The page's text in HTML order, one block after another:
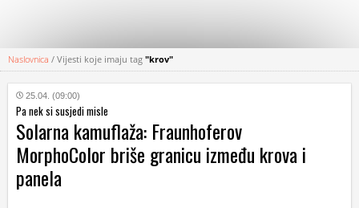
KATEGORIJE
HRVATSKI
WEB
Naslovnica / Vijesti koje imaju tag "krov"
25.04. (09:00)
Pa nek si susjedi misle
Solarna kamuflaža: Fraunhoferov
MorphoColor briše granicu između krova i
panela